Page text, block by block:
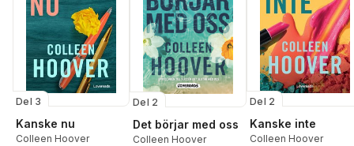
Del 3
Kanske nu
Colleen Hoover
Del 2
Det börjar med oss
Colleen Hoover
Del 2
Kanske inte
Colleen Hoover